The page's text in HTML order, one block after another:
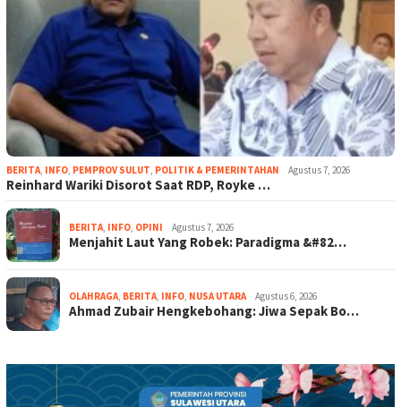
BERITA, INFO, PEMPROV SULUT, POLITIK & PEMERINTAHAN Agustus 7, 2026
Reinhard Wariki Disorot Saat RDP, Royke …
BERITA, INFO, OPINI Agustus 7, 2026
Menjahit Laut Yang Robek: Paradigma &#82…
OLAHRAGA, BERITA, INFO, NUSA UTARA Agustus 6, 2026
Ahmad Zubair Hengkebohang: Jiwa Sepak Bo…